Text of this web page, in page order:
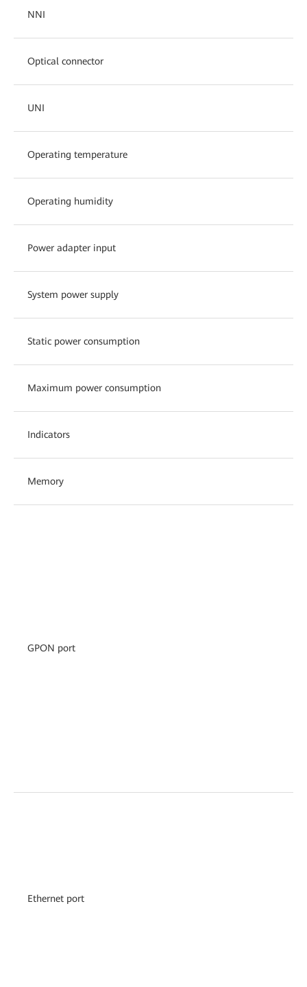
NNI
Optical connector
UNI
Operating temperature
Operating humidity
Power adapter input
System power supply
Static power consumption
Maximum power consumption
Indicators
Memory
GPON port
Ethernet port